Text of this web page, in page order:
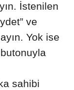
İstenilen
ve
Yok ise
sahibi